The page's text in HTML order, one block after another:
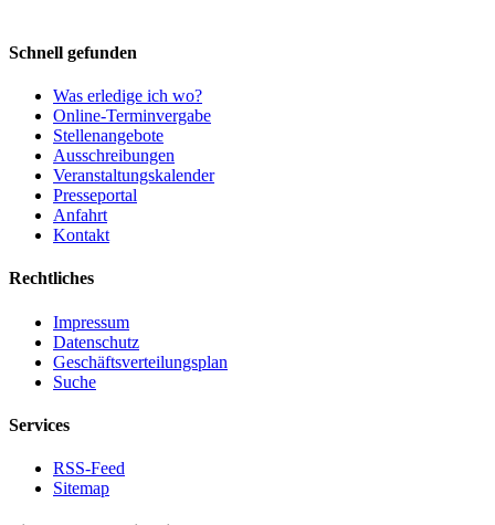
Schnell gefunden
Was erledige ich wo?
Online-Terminvergabe
Stellenangebote
Ausschreibungen
Veranstaltungskalender
Presseportal
Anfahrt
Kontakt
Rechtliches
Impressum
Datenschutz
Geschäftsverteilungsplan
Suche
Services
RSS-Feed
Sitemap